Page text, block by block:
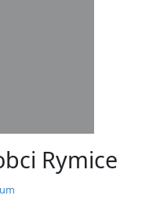
Rymice